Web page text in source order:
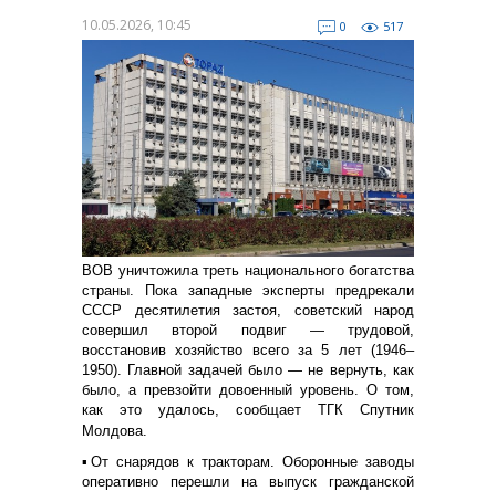
10.05.2026, 10:45 0 517
ВОВ уничтожила треть национального богатства
страны. Пока западные эксперты предрекали
СССР десятилетия застоя, советский народ
совершил второй подвиг — трудовой,
восстановив хозяйство всего за 5 лет (1946–
1950). Главной задачей было — не вернуть, как
было, а превзойти довоенный уровень. О том,
как это удалось, сообщает ТГК Спутник
Молдова.
▪️От снарядов к тракторам. Оборонные заводы
оперативно перешли на выпуск гражданской